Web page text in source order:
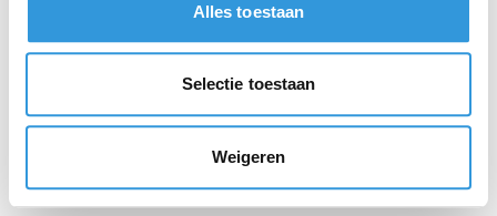
Alles toestaan
Selectie toestaan
Weigeren